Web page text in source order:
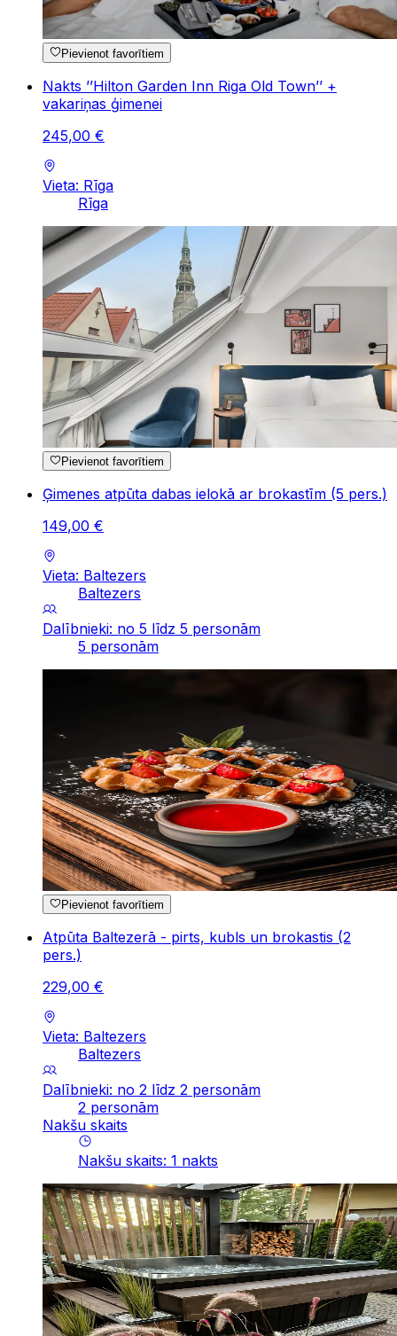
Pievienot favorītiem
Nakts ’’Hilton Garden Inn Riga Old Town’’ +
vakariņas ģimenei
245,00 €
Vieta: Rīga
Rīga
Pievienot favorītiem
Ģimenes atpūta dabas ielokā ar brokastīm (5 pers.)
149,00 €
Vieta: Baltezers
Baltezers
Dalībnieki: no 5 līdz 5 personām
5 personām
Pievienot favorītiem
Atpūta Baltezerā - pirts, kubls un brokastis (2
pers.)
229,00 €
Vieta: Baltezers
Baltezers
Dalībnieki: no 2 līdz 2 personām
2 personām
Nakšu skaits
Nakšu skaits: 1 nakts